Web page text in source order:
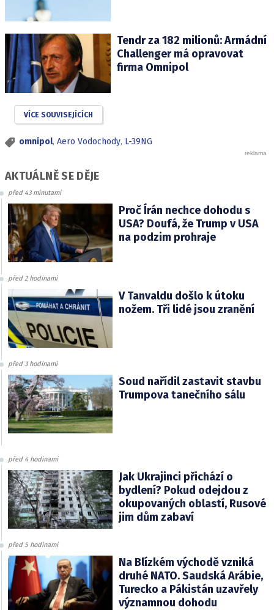
Tendr za 182 milionů: Armádní
Challenger má opravovat
firma Omnipol
VÍCE SOUVISEJÍCÍCH
omnipol, Aero Vodochody, L-39NG
AKTUÁLNĚ SE DĚJE
před 43 minutami
Proč Írán nechce dohodu s
USA? Doufá, že Trump v USA
na podzim prohraje
před 2 hodinami
V Tanvaldu došlo k útoku
nožem. Tři lidé jsou zranění
před 3 hodinami
Soud nařídil zastavit stavbu
Trumpova tanečního sálu
před 4 hodinami
Jak Ukrajinci přichází o
bydlení? Pokud odejdou z
okupovaných oblastí, Rusové
jim dům zabaví
před 5 hodinami
Na Blízkém východě vzniká
druhé NATO. Saudská Arábie,
Turecko a Pákistán uzavřely
významnou dohodu